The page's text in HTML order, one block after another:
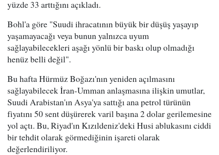
yüzde 33 arttığını açıkladı.
Bohl'a göre "Suudi ihracatının büyük bir düşüş yaşayıp
yaşamayacağı veya bunun yalnızca uyum
sağlayabilecekleri aşağı yönlü bir baskı olup olmadığı
henüz belli değil".
Bu hafta Hürmüz Boğazı'nın yeniden açılmasını
sağlayabilecek İran-Umman anlaşmasına ilişkin umutlar,
Suudi Arabistan'ın Asya'ya sattığı ana petrol türünün
fiyatını 50 sent düşürerek varil başına 2 dolar gerilemesine
yol açtı. Bu, Riyad'ın Kızıldeniz'deki Husi ablukasını ciddi
bir tehdit olarak görmediğinin işareti olarak
değerlendiriliyor.